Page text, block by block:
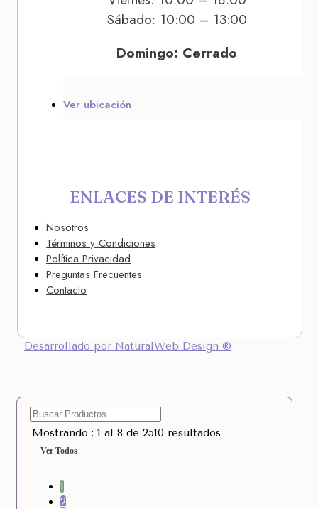
Sábado: 10:00 – 13:00
Domingo: Cerrado
Ver ubicación
ENLACES DE INTERÉS
Nosotros
Términos y Condiciones
Política Privacidad
Preguntas Frecuentes
Contacto
Desarrollado por NaturalWeb Design ®
Mostrando : 1 al 8 de 2510 resultados
Ver Todos
1
2